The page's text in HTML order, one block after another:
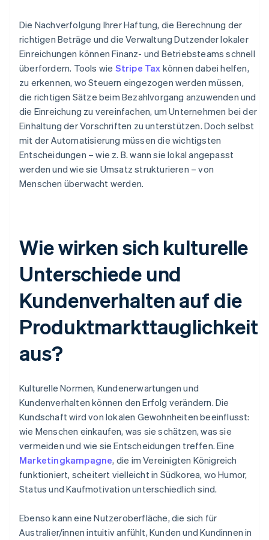
Die Nachverfolgung Ihrer Haftung, die Berechnung der
richtigen Beträge und die Verwaltung Dutzender lokaler
Einreichungen können Finanz- und Betriebsteams schnell
überfordern. Tools wie Stripe Tax können dabei helfen,
zu erkennen, wo Steuern eingezogen werden müssen,
die richtigen Sätze beim Bezahlvorgang anzuwenden und
die Einreichung zu vereinfachen, um Unternehmen bei der
Einhaltung der Vorschriften zu unterstützen. Doch selbst
mit der Automatisierung müssen die wichtigsten
Entscheidungen – wie z. B. wann sie lokal angepasst
werden und wie sie Umsatz strukturieren – von
Menschen überwacht werden.
Wie wirken sich kulturelle
Unterschiede und
Kundenverhalten auf die
Produktmarkttauglichkeit
aus?
Kulturelle Normen, Kundenerwartungen und
Kundenverhalten können den Erfolg verändern. Die
Kundschaft wird von lokalen Gewohnheiten beeinflusst:
wie Menschen einkaufen, was sie schätzen, was sie
vermeiden und wie sie Entscheidungen treffen. Eine
Marketingkampagne, die im Vereinigten Königreich
funktioniert, scheitert vielleicht in Südkorea, wo Humor,
Status und Kaufmotivation unterschiedlich sind.
Ebenso kann eine Nutzeroberfläche, die sich für
Australier/innen intuitiv anfühlt, Kunden und Kundinnen in